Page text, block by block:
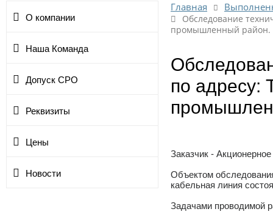
О компании
Наша Команда
Допуск СРО
Реквизиты
Цены
Новости
Главная
Обследование
промышленный район.
по адресу:
Заказчик -
Объектом
кабельная линия
Задачами проводимой